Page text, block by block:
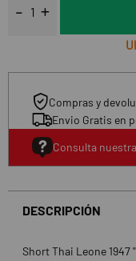
Compras y
Envio Gratis en
Consulta
DESCRIPCIÓN
Short Thai Leone 1947